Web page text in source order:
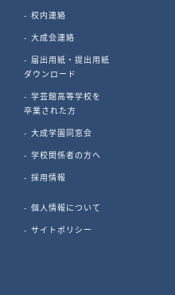
校内連絡
大成会連絡
届出用紙・提出用紙
ダウンロード
学芸館高等学校を
卒業された方
大成学園同窓会
学校関係者の方へ
採用情報
個人情報について
サイトポリシー